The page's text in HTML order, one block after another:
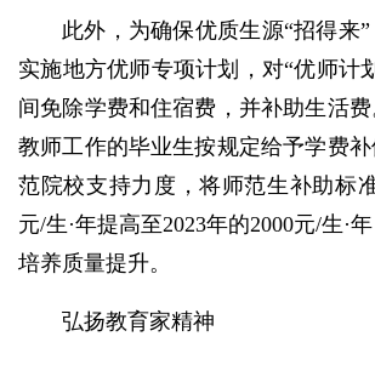
此外，为确保优质生源“招得来
实施地方优师专项计划，对“优师计
间免除学费和住宿费，并补助生活
教师工作的毕业生按规定给予学费
范院校支持力度，将师范生补助标
元/生·年提高至2023年的2000元/生·
培养质量提升。
弘扬教育家精神